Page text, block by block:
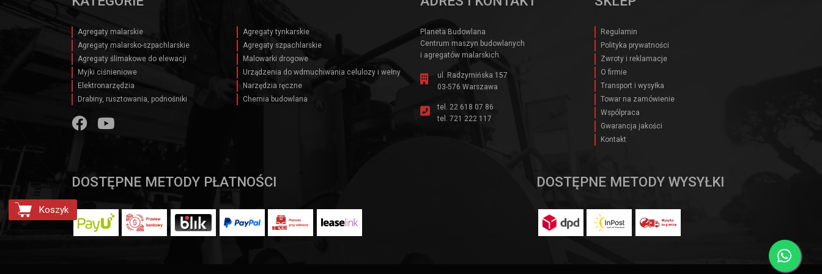
Agregaty malarskie
Agregaty tynkarskie
Agregaty malarsko-szpachlarskie
Agregaty szpachlarskie
Agregaty ślimakowe do elewacji
Malowarki drogowe
Myjki ciśnieniowe
Urządzenia do wdmuchiwania celulozy i wełny
Elektronarzędzia
Narzędzia ręczne
Drabiny, rusztowania, podnośniki
Chemia budowlana
Planeta Budowlana
Centrum maszyn budowlanych
i agregatów malarskich.
ul. Radzymińska 157
03-576 Warszawa
tel. 22 618 07 86
tel. 721 222 117
Regulamin
Polityka prywatności
Zwroty i reklamacje
O firmie
Transport i wysyłka
Towar na zamówienie
Wspólpraca
Gwarancja jakości
Kontakt
DOSTĘPNE METODY PŁATNOŚCI DOSTĘPNE METODY WYSYŁKI
Koszyk